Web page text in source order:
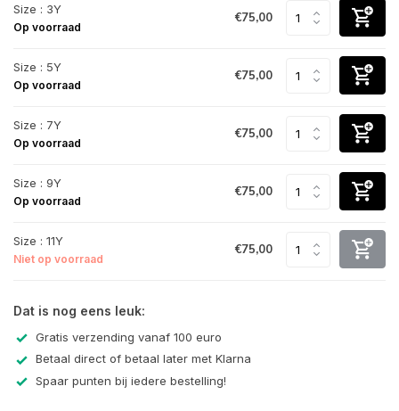
Size : 3Y
Op voorraad
€75,00
Size : 5Y
Op voorraad
€75,00
Size : 7Y
Op voorraad
€75,00
Size : 9Y
Op voorraad
€75,00
Size : 11Y
Niet op voorraad
€75,00
Dat is nog eens leuk:
Gratis verzending vanaf 100 euro
Betaal direct of betaal later met Klarna
Spaar punten bij iedere bestelling!